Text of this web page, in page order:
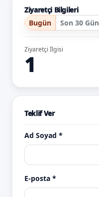
Ziyaretçi Bilgileri
Bugün
Son 30 Gün
Ziyaretçi İlgisi
1
Teklif Ver
Ad Soyad *
E-posta *